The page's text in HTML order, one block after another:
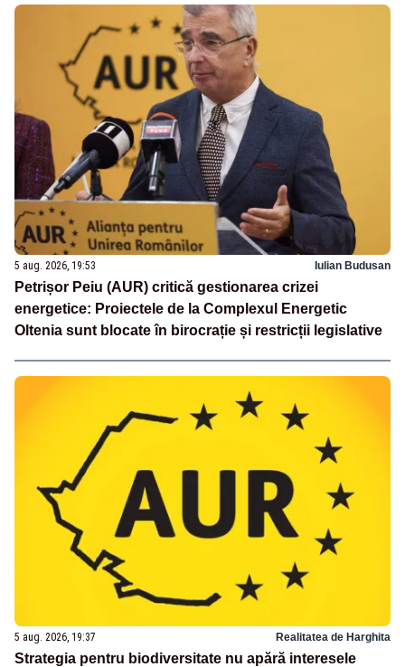
5 aug. 2026, 19:53 Iulian Budusan
Petrișor Peiu (AUR) critică gestionarea crizei
energetice: Proiectele de la Complexul Energetic
Oltenia sunt blocate în birocrație și restricții legislative
5 aug. 2026, 19:37 Realitatea de Harghita
Strategia pentru biodiversitate nu apără interesele